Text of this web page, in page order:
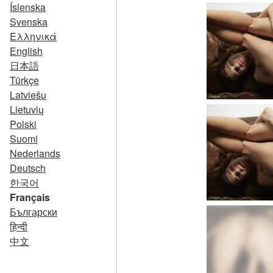
Íslenska
Svenska
Ελληνικά
English
日本語
Türkçe
Latviešu
Lietuvių
Polski
Suomi
Nederlands
Deutsch
한국어
Français
Български
हिन्दी
中文